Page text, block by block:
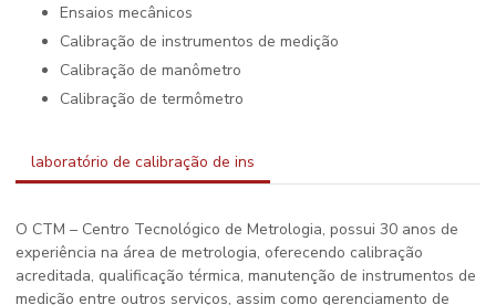
ensaios mecânicos
calibração de instrumentos de medição
calibração de manômetro
calibração de termômetro
laboratório de calibração de ins
O CTM – Centro Tecnológico de Metrologia, possui 30 anos de
experiência na área de metrologia, oferecendo calibração
acreditada, qualificação térmica, manutenção de instrumentos de
medição entre outros serviços, assim como gerenciamento de